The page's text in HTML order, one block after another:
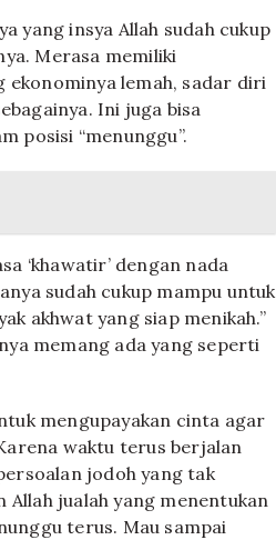
yang insya Allah sudah cukup
Merasa memiliki
ekonominya lemah, sadar diri
Ini juga bisa
posisi “menunggu”.
‘khawatir’ dengan nada
sudah cukup mampu untuk
akhwat yang siap menikah.”
memang ada yang seperti
mengupayakan cinta agar
waktu terus berjalan
jodoh yang tak
Allah jualah yang menentukan
terus. Mau sampai